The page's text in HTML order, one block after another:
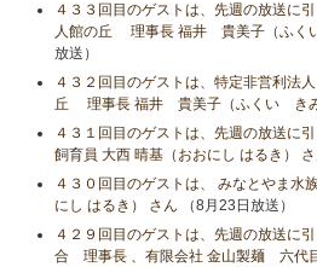
４３３回目のゲストは、先週の放送に
人館の丘 理事長 福井 貴美子（ふ
放送）
４３２回目のゲストは、特定非営利法
丘 理事長 福井 貴美子（ふくい き
４３１回目のゲストは、先週の放送に
飼育員 大西 晴基（おおにし はるき）
４３０回目のゲストは、 みなとやま
にし はるき） さん （8月23日放送）
４２９回目のゲストは、先週の放送に
合 理事長 、有限会社 金山製麺 六代